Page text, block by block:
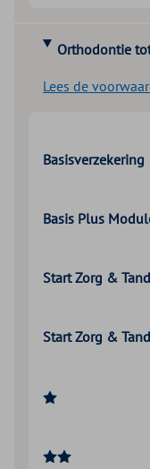
Orthodontie
Lees de
Basisverzekering
Basis Plus
Start Zorg &
Start Zorg &